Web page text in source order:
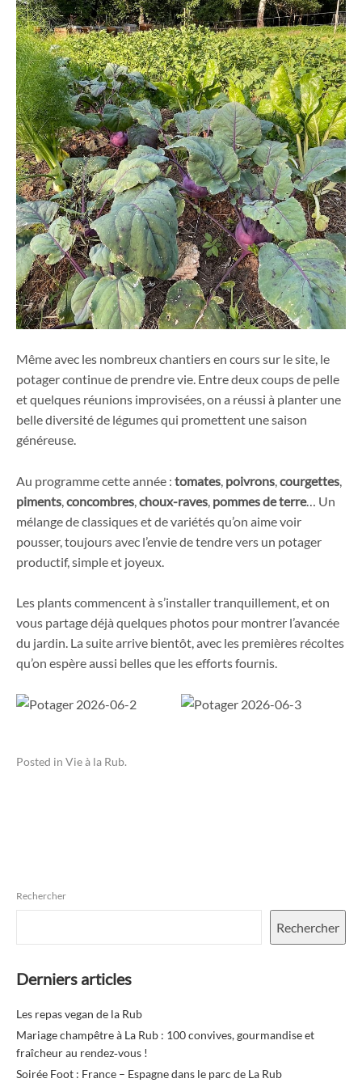
Même avec les nombreux chantiers en cours sur le site, le
potager continue de prendre vie. Entre deux coups de pelle
et quelques réunions improvisées, on a réussi à planter une
belle diversité de légumes qui promettent une saison
généreuse.
Au programme cette année : tomates poivrons courgettes
piments concombres choux-raves pommes de terre… Un
mélange de classiques et de variétés qu’on aime voir
pousser, toujours avec l’envie de tendre vers un potager
productif, simple et joyeux.
Les plants commencent à s’installer tranquillement, et on
vous partage déjà quelques photos pour montrer l’avancée
du jardin. La suite arrive bientôt, avec les premières récoltes
qu’on espère aussi belles que les efforts fournis.
Posted in Vie à la Rub.
Rechercher
Rechercher
Derniers articles
Les repas vegan de la Rub
Mariage champêtre à La Rub : 100 convives, gourmandise et
fraîcheur au rendez‑vous !
Soirée Foot : France – Espagne dans le parc de La Rub